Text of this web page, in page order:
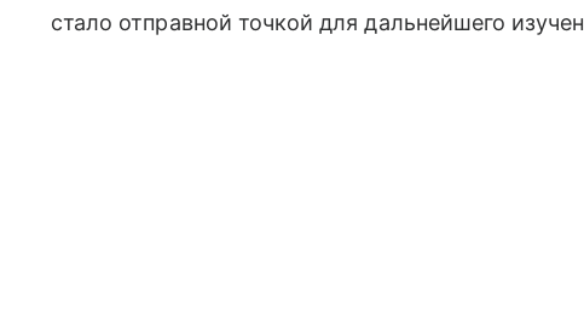
стало отправной точкой для дальнейшего